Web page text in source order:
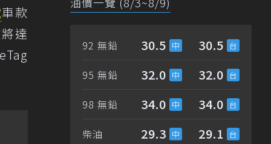
車款
達
92 無鉛 30.5 30.5
95 無鉛 32.0 32.0
98 無鉛 34.0 34.0
柴油 29.3 29.1